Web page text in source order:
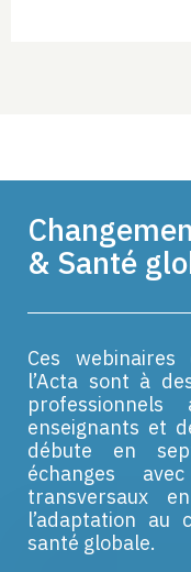
& Santé
Ces
l’Acta sont à
enseignants et
débute en
échanges
transversaux
l’adaptation au
santé globale.